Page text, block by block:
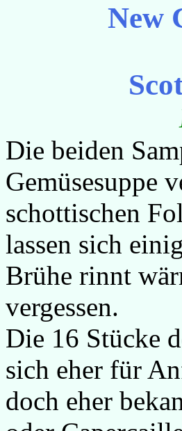
New
Die beiden
Gemüsesuppe
schottischen
lassen sich
Brühe rinnt
vergessen.
Die 16 Stücke
sich eher für
doch eher